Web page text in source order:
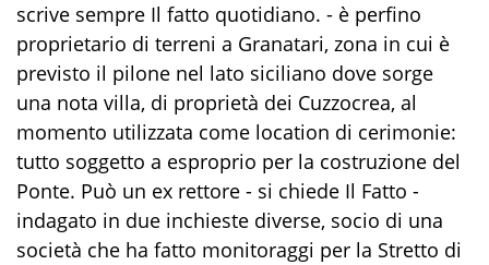
scrive sempre Il fatto quotidiano. - è perfino
proprietario di terreni a Granatari, zona in cui è
previsto il pilone nel lato siciliano dove sorge
una nota villa, di proprietà dei Cuzzocrea, al
momento utilizzata come location di cerimonie:
tutto soggetto a esproprio per la costruzione del
Ponte. Può un ex rettore - si chiede Il Fatto -
indagato in due inchieste diverse, socio di una
società che ha fatto monitoraggi per la Stretto di